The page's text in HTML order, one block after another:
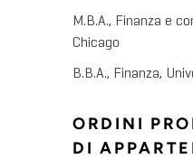
M.B.A., Finanza e
Chicago
B.B.A., Finanza,
ORDINI
DI